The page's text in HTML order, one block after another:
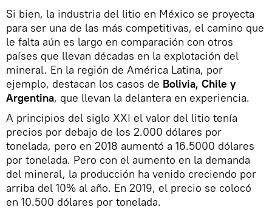
Si bien, la industria del litio en México se proyecta
para ser una de las más competitivas, el camino que
le falta aún es largo en comparación con otros
países que llevan décadas en la explotación del
mineral. En la región de América Latina, por
ejemplo, destacan los casos de Bolivia, Chile y
Argentina, que llevan la delantera en experiencia.
A principios del siglo XXI el valor del litio tenía
precios por debajo de los 2.000 dólares por
tonelada, pero en 2018 aumentó a 16.5000 dólares
por tonelada. Pero con el aumento en la demanda
del mineral, la producción ha venido creciendo por
arriba del 10% al año. En 2019, el precio se colocó
en 10.500 dólares por tonelada.